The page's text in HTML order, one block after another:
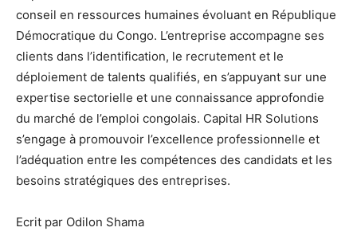
conseil en ressources humaines évoluant en République
Démocratique du Congo. L’entreprise accompagne ses
clients dans l’identification, le recrutement et le
déploiement de talents qualifiés, en s’appuyant sur une
expertise sectorielle et une connaissance approfondie
du marché de l’emploi congolais. Capital HR Solutions
s’engage à promouvoir l’excellence professionnelle et
l’adéquation entre les compétences des candidats et les
besoins stratégiques des entreprises.
Ecrit par Odilon Shama